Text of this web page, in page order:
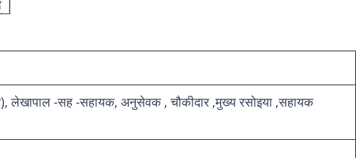
लेखापाल -सह -सहायक, अनुसेवक , चौकीदार ,मुख्य रसोइया ,सहायक